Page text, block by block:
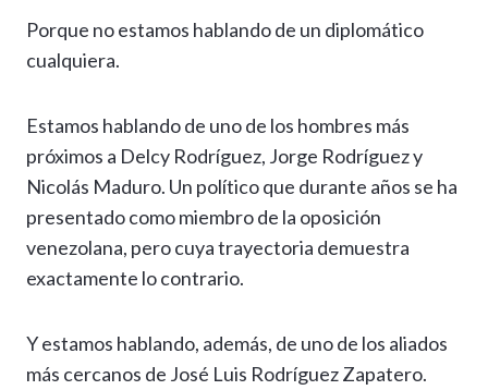
Porque no estamos hablando de un diplomático
cualquiera.
Estamos hablando de uno de los hombres más
próximos a Delcy Rodríguez, Jorge Rodríguez y
Nicolás Maduro. Un político que durante años se ha
presentado como miembro de la oposición
venezolana, pero cuya trayectoria demuestra
exactamente lo contrario.
Y estamos hablando, además, de uno de los aliados
más cercanos de José Luis Rodríguez Zapatero.